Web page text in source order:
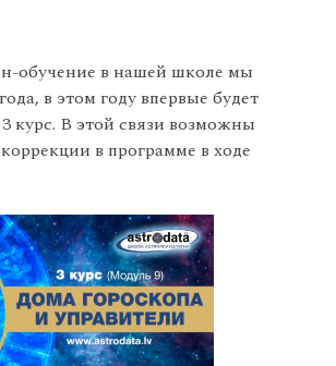
обучение в нашей школе мы
в этом году впервые будет
курс. В этой связи возможны
в программе в ходе